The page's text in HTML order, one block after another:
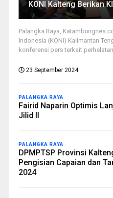
KONI Kalteng Berikan
Palangka Raya,
Indonesia (KONI) Kalimantan
konferensi pers terkait perhelatan
23 September 2024
PALANGKA RAYA
Fairid Naparin Optimis
Jilid II
PALANGKA RAYA
DPMPTSP Provinsi
Pengisian Capaian dan
2024